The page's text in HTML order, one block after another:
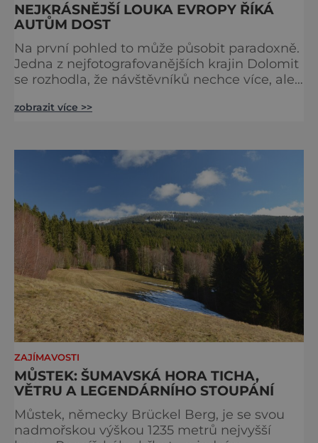
NEJKRÁSNĚJŠÍ LOUKA EVROPY ŘÍKÁ
AUTŮM DOST
Na první pohled to může působit paradoxně.
Jedna z nejfotografovanějších krajin Dolomit
se rozhodla, že návštěvníků nechce více, ale
louka v Evropě, zavádí od léta 2026 nová
přijíždějí. Nejde o boj proti turistům. Jde o
ochranu krajiny, která už nechce být obětí
vlastního úspě
zobrazit více >>
ZAJÍMAVOSTI
MŮSTEK: ŠUMAVSKÁ HORA TICHA,
VĚTRU A LEGENDÁRNÍHO STOUPÁNÍ
Můstek, německy Brückel Berg, je se svou
nadmořskou výškou 1235 metrů nejvyšší